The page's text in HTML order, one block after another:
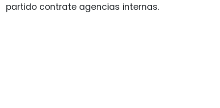
partido contrate agencias internas.